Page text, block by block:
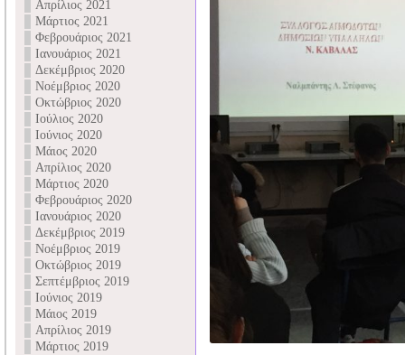
Απρίλιος 2021
Μάρτιος 2021
Φεβρουάριος 2021
Ιανουάριος 2021
Δεκέμβριος 2020
Νοέμβριος 2020
Οκτώβριος 2020
Ιούλιος 2020
Ιούνιος 2020
Μάιος 2020
Απρίλιος 2020
Μάρτιος 2020
Φεβρουάριος 2020
Ιανουάριος 2020
Δεκέμβριος 2019
Νοέμβριος 2019
Οκτώβριος 2019
Σεπτέμβριος 2019
Ιούνιος 2019
Μάιος 2019
Απρίλιος 2019
Μάρτιος 2019